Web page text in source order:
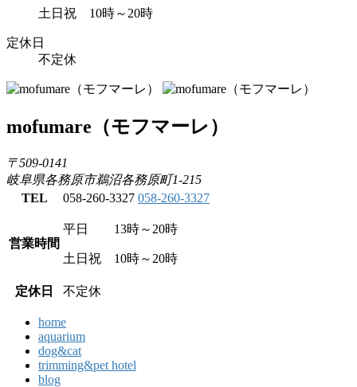
土日祝 10時～20時
定休日
不定休
mofumare （モフマーレ）
〒509-0141
岐阜県各務原市鵜沼各務原町1-215
TEL
058-260-3327 058-260-3327
営業時間
平日 13時～20時
土日祝 10時～20時
定休日 不定休
home
aquarium
dog&cat
trimming&pet hotel
blog